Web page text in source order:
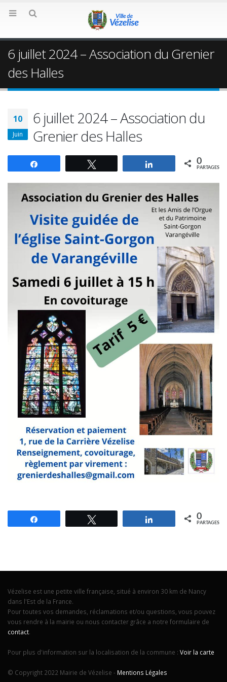
6 juillet 2024 – Association du Grenier
des Halles
10
Juin
6 juillet 2024 – Association du
Grenier des Halles
Partagez 0
PARTAGES
Partagez 0
PARTAGES
Vézelise est une petite ville française, situé à environ 30 km de Nancy
dans l'Est de la France.
Pour toutes vos demandes, réclamations et/ou questions, vous pouvez
vous rendre à la mairie ou nous contacter grâce a notre formulaire de
contact.
Pour plus d'information sur la localisation de la commune : Voir la carte
© Copyright 2022 Mairie de Vézelise - Mentions Légales